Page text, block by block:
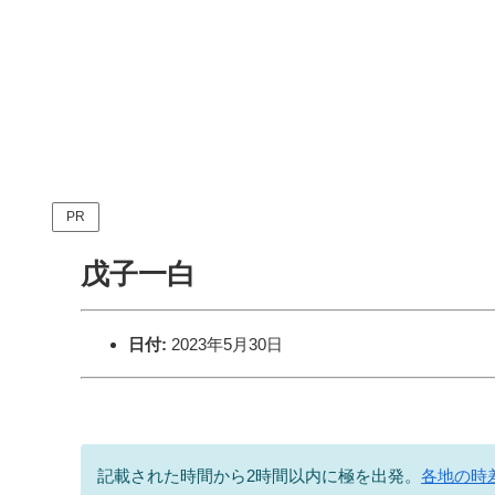
PR
戊子一白
日付: 2023年5月30日
記載された時間から2時間以内に極を出発。 各地の時